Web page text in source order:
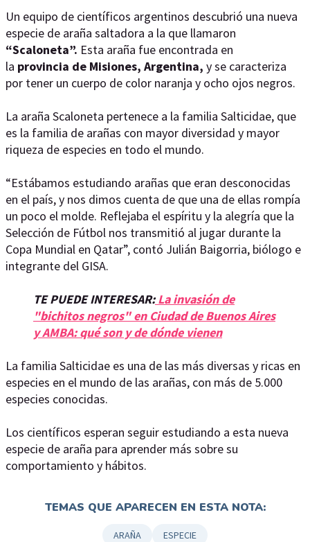
Un equipo de científicos argentinos descubrió una nueva
especie de araña saltadora a la que llamaron
“Scaloneta”. Esta araña fue encontrada en
la provincia de Misiones, Argentina, y se caracteriza
por tener un cuerpo de color naranja y ocho ojos negros.
La araña Scaloneta pertenece a la familia Salticidae, que
es la familia de arañas con mayor diversidad y mayor
riqueza de especies en todo el mundo.
“Estábamos estudiando arañas que eran desconocidas
en el país, y nos dimos cuenta de que una de ellas rompía
un poco el molde. Reflejaba el espíritu y la alegría que la
Selección de Fútbol nos transmitió al jugar durante la
Copa Mundial en Qatar”, contó Julián Baigorria, biólogo e
integrante del GISA.
TE PUEDE INTERESAR:La invasión de
"bichitos negros" en Ciudad de Buenos Aires
y AMBA: qué son y de dónde vienen
La familia Salticidae es una de las más diversas y ricas en
especies en el mundo de las arañas, con más de 5.000
especies conocidas.
Los científicos esperan seguir estudiando a esta nueva
especie de araña para aprender más sobre su
comportamiento y hábitos.
TEMAS QUE APARECEN EN ESTA NOTA:
ARAÑA ESPECIE